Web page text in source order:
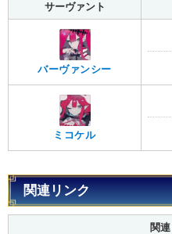
サーヴァント
バーヴァンシー
ミコケル
関連リンク
関